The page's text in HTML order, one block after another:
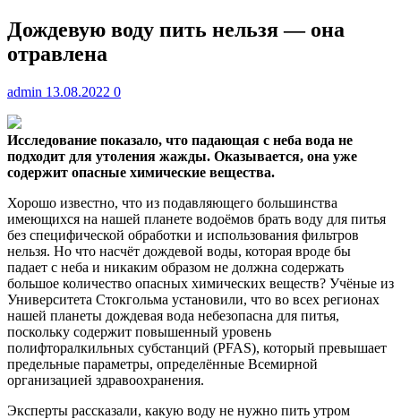
Дождевую воду пить нельзя — она
отравлена
admin 13.08.2022 0
Исследование показало, что падающая с неба вода не
подходит для утоления жажды. Оказывается, она уже
содержит опасные химические вещества.
Хорошо известно, что из подавляющего большинства
имеющихся на нашей планете водоёмов брать воду для питья
без специфической обработки и использования фильтров
нельзя. Но что насчёт дождевой воды, которая вроде бы
падает с неба и никаким образом не должна содержать
большое количество опасных химических веществ? Учёные из
Университета Стокгольма установили, что во всех регионах
нашей планеты дождевая вода небезопасна для питья,
поскольку содержит повышенный уровень
полифторалкильных субстанций (PFAS), который превышает
предельные параметры, определённые Всемирной
организацией здравоохранения.
Эксперты рассказали, какую воду не нужно пить утром